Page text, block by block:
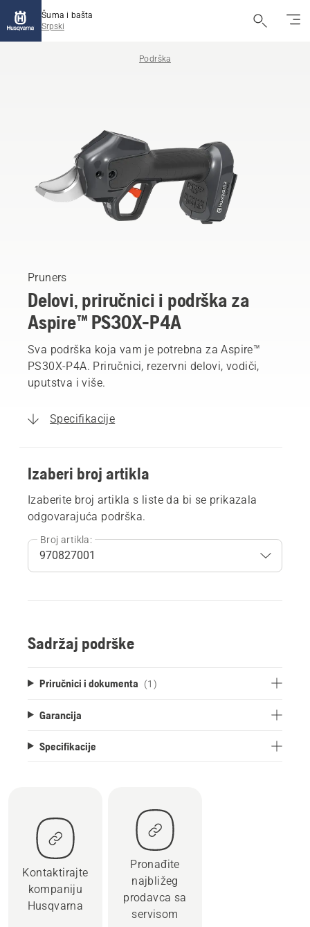
Šuma i bašta
Srpski
Podrška
Pruners
Delovi, priručnici i podrška za
Aspire™ PS30X-P4A
Sva podrška koja vam je potrebna za Aspire™
PS30X-P4A. Priručnici, rezervni delovi, vodiči,
uputstva i više.
Specifikacije
Izaberi broj artikla
Izaberite broj artikla s liste da bi se prikazala
odgovarajuća podrška.
Broj artikla:
Sadržaj podrške
Priručnici i dokumenta (1)
Garancija
Specifikacije
Kontaktirajte
kompaniju
Husqvarna
Pronađite
najbližeg
prodavca sa
servisom